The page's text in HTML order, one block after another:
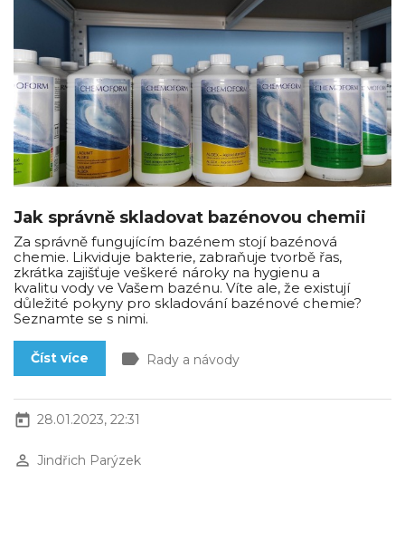
Jak správně skladovat bazénovou chemii
Za správně fungujícím bazénem stojí bazénová
chemie. Likviduje bakterie, zabraňuje tvorbě řas,
zkrátka zajišťuje veškeré nároky na hygienu a
kvalitu vody ve Vašem bazénu. Víte ale, že existují
důležité pokyny pro skladování bazénové chemie?
Seznamte se s nimi.
Číst více label Rady a návody
today 28.01.2023, 22:31
perm_identity Jindřich Parýzek